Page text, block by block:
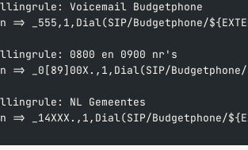
Voicemail Budgetphone
=> _555,1,Dial(SIP/Budgetphone/
0800 en 0900 nr's
=> _0[89]00X.,1,Dial(SIP/
NL Gemeentes
=> _14XXX.,1,Dial(SIP/Budgetphone/